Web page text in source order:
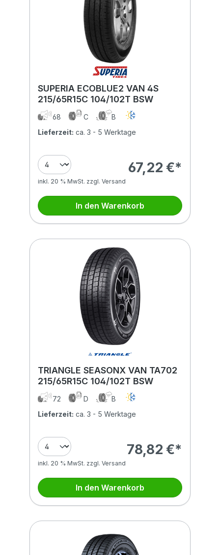
SUPERIA ECOBLUE2 VAN 4S
215/65R15C 104/102T BSW
68 C
B
Lieferzeit: ca. 3 - 5 Werktage
67,22 €*
inkl. 20 % MwSt. zzgl. Versand
In den Warenkorb
TRIANGLE SEASONX VAN TA702
215/65R15C 104/102T BSW
72 D
B
Lieferzeit: ca. 3 - 5 Werktage
78,82 €*
inkl. 20 % MwSt. zzgl. Versand
In den Warenkorb